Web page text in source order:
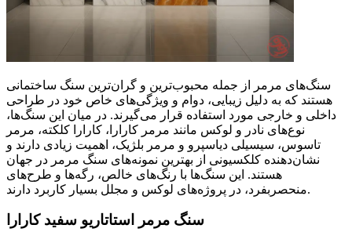
سنگ‌های مرمر از جمله محبوب‌ترین و گران‌ترین سنگ‌ ساختمانی
هستند که به دلیل زیبایی، دوام و ویژگی‌های خاص خود در طراحی
داخلی و خارجی مورد استفاده قرار می‌گیرند. در میان این سنگ‌ها،
نوع‌های نادر و لوکس مانند مرمر کارارا، کارارا کلکته، مرمر
تاسوس، سیسیلی دیاسپرو و مرمر بلژیک، اهمیت زیادی دارند و
نشان‌دهنده کلکسیونی از بهترین نمونه‌های سنگ مرمر در جهان
هستند. این سنگ‌ها با رنگ‌های خالص، رگه‌ها و طرح‌های
منحصربفرد، در پروژه‌های لوکس و مجلل بسیار کاربرد دارند.
سنگ مرمر استاتاریو سفید کارارا